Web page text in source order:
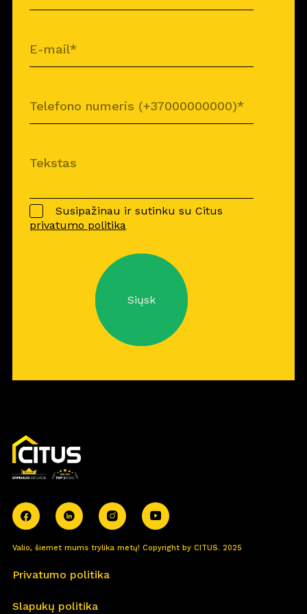
Susipažinau ir sutinku su Citus
privatumo politika
Siųsk
Valio, šiemet mums trylika metų! Copyright by CITUS. 2025
Privatumo politika
Slapukų politika